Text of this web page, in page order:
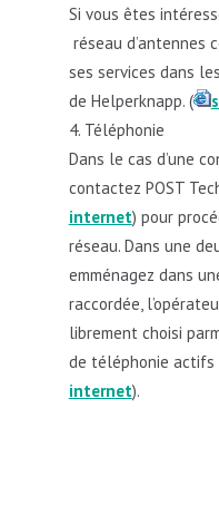
Si vous êtes
réseau d’antennes
ses services dans
de Helperknapp. (
Téléphonie​​​​
Dans le cas d’une
contactez POST
internet) pour
réseau. Dans une
emménagez dans
raccordée,
librement choisi
de téléphonie actifs
internet).